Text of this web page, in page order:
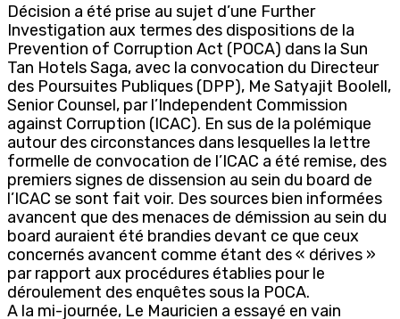
Décision a été prise au sujet d’une Further
Investigation aux termes des dispositions de la
Prevention of Corruption Act (POCA) dans la Sun
Tan Hotels Saga, avec la convocation du Directeur
des Poursuites Publiques (DPP), Me Satyajit Boolell,
Senior Counsel, par l’Independent Commission
against Corruption (ICAC). En sus de la polémique
autour des circonstances dans lesquelles la lettre
formelle de convocation de l’ICAC a été remise, des
premiers signes de dissension au sein du board de
l’ICAC se sont fait voir. Des sources bien informées
avancent que des menaces de démission au sein du
board auraient été brandies devant ce que ceux
concernés avancent comme étant des « dérives »
par rapport aux procédures établies pour le
déroulement des enquêtes sous la POCA.
A la mi-journée, Le Mauricien a essayé en vain